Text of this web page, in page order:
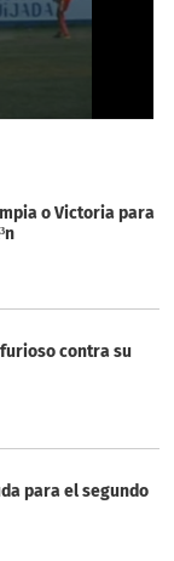
o Victoria para
contra su
para el segundo